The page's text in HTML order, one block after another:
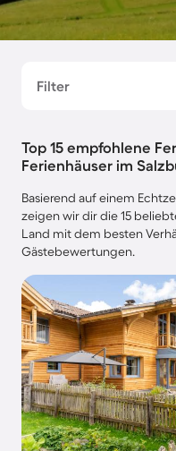
Filter
Top 15 empfohlene
Ferienhäuser im
Basierend auf einem
zeigen wir dir die 15
Land mit dem besten
Gästebewertungen.